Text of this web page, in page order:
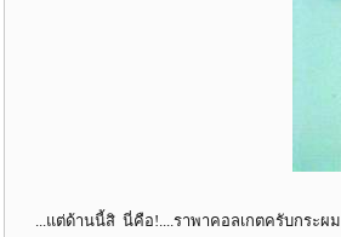
...แต่ด้านนี้สิ นี่คือ!....ราพาคอลเกตครับกระผม